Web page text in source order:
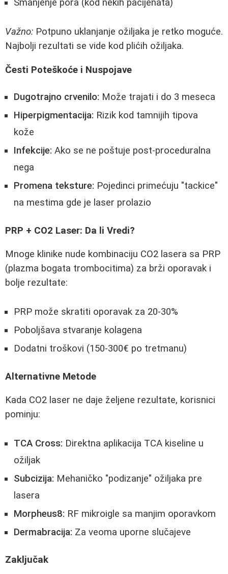
Smanjenje pora (kod nekih pacijenata)
Važno: Potpuno uklanjanje ožiljaka je retko moguće.
Najbolji rezultati se vide kod plićih ožiljaka.
Česti Poteškoće i Nuspojave
Dugotrajno crvenilo: Može trajati i do 3 meseca
Hiperpigmentacija: Rizik kod tamnijih tipova
kože
Infekcije: Ako se ne poštuje post-proceduralna
nega
Promena teksture: Pojedinci primećuju "tackice"
na mestima gde je laser prolazio
PRP + CO2 Laser: Da li Vredi?
Mnoge klinike nude kombinaciju CO2 lasera sa PRP
(plazma bogata trombocitima) za brži oporavak i
bolje rezultate:
PRP može skratiti oporavak za 20-30%
Poboljšava stvaranje kolagena
Dodatni troškovi (150-300€ po tretmanu)
Alternativne Metode
Kada CO2 laser ne daje željene rezultate, korisnici
pominju:
TCA Cross: Direktna aplikacija TCA kiseline u
ožiljak
Subcizija: Mehaničko "podizanje" ožiljaka pre
lasera
Morpheus8: RF mikroigle sa manjim oporavkom
Dermabracija: Za veoma uporne slučajeve
Zaključak